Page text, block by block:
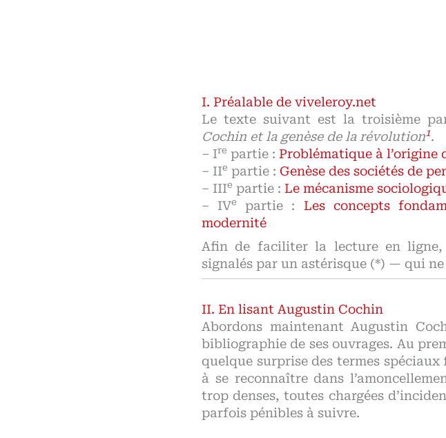
Préalable de viveleroy.net
Le texte suivant est la troisième
Cochin et la genèse de la révolution1.
– Ire partie : Problématique à l’origine
– IIe partie : Genèse des sociétés de
– IIIe partie : Le mécanisme
– IVe partie : Les concepts
modernité
Afin de faciliter la lecture en
signalés par un astérisque (*) — qui
En lisant Augustin Cochin
Abordons maintenant Augustin
bibliographie de ses ouvrages. Au
quelque surprise des termes
à se reconnaître dans
trop denses, toutes chargées
parfois pénibles à suivre.